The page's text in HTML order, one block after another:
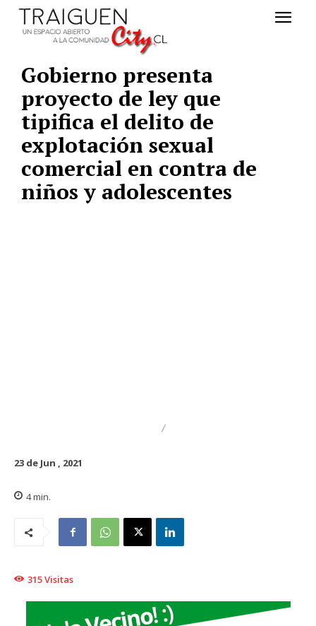
Gobierno presenta
proyecto de ley que
tipifica el delito de
explotación sexual
comercial en contra de
niños y adolescentes
23 de Jun , 2021
4min.
315Visitas